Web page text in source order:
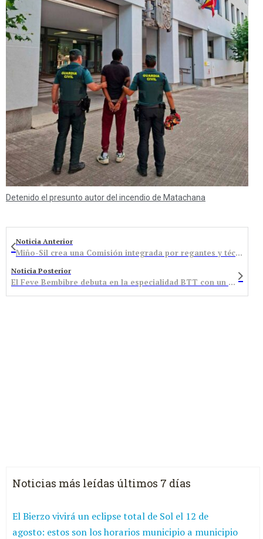
Detenido el presunto autor del incendio de Matachana
Noticia Anterior
Miño-Sil crea una Comisión integrada por regantes y técnicos para ajustar los caudales a la climatología
Noticia Posterior
El Feve Bembibre debuta en la especialidad BTT con un podium
Noticias más leídas últimos 7 días
El Bierzo vivirá un eclipse total de Sol el 12 de
agosto: estos son los horarios municipio a municipio